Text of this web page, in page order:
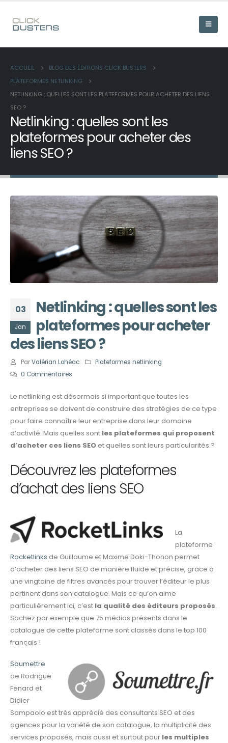
ACCUEIL
BLOG DES ÉDITIONS CLICK BUSTERS
PLATEFORMES NETLINKING
NETLINKING : QUELLES SONT LES PLATEFORMES POUR ACHETER DES LIENS
SEO ?
Netlinking : quelles sont les
plateformes pour acheter des
liens SEO ?
03
Jan
Netlinking : quelles sont les
plateformes pour acheter
des liens SEO ?
Par Valérian Lohéac
Plateformes netlinking
0 Commentaires
Le netlinking est désormais si important que toutes les
entreprises se doivent de construire des stratégies de ce type
pour faire connaître leur entreprise dans leur domaine
d’activité. Mais quelles sont les plateformes qui proposent
d’acheter ces liens SEO et quelles sont leurs particularités ?
Découvrez les plateformes
d’achat des liens SEO
La
plateforme
Rocketlinks de Guillaume et Maxime Doki-Thonon permet
d’acheter des liens SEO de manière fluide et précise, grâce à
une vingtaine de filtres avancés pour trouver l’éditeur le plus
pertinent dans son catalogue. Mais ce qu’on aime
particulièrement ici, c’est la qualité des éditeurs proposés.
Sachez par exemple que 75 médias présents dans le
catalogue de cette plateforme sont classés dans le top 100
français !
Soumettre
de Rodrigue
Fenard et
Didier
Sampaolo est très apprécié des consultants SEO et des
agences pour la variété de son catalogue, la multiplicité des
services proposés, mais aussi et surtout pour les multiples